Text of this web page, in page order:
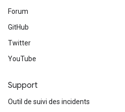
Forum
GitHub
Twitter
YouTube
Support
Outil de suivi des incidents